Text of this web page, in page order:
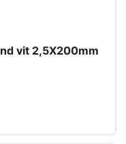
vit 2,5X200mm